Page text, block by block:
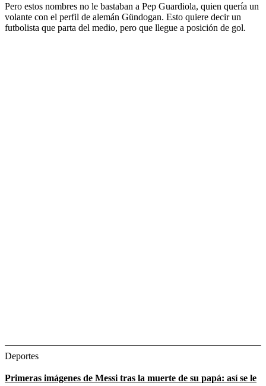
Pero estos nombres no le bastaban a Pep Guardiola, quien quería un
volante con el perfil de alemán Gündogan. Esto quiere decir un
futbolista que parta del medio, pero que llegue a posición de gol.
Deportes
Primeras imágenes de Messi tras la muerte de su papá: así se le